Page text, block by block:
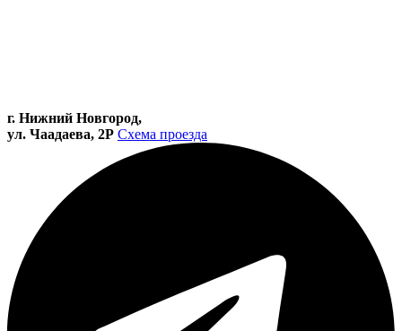
г. Нижний Новгород,
ул. Чаадаева, 2Р Схема проезда